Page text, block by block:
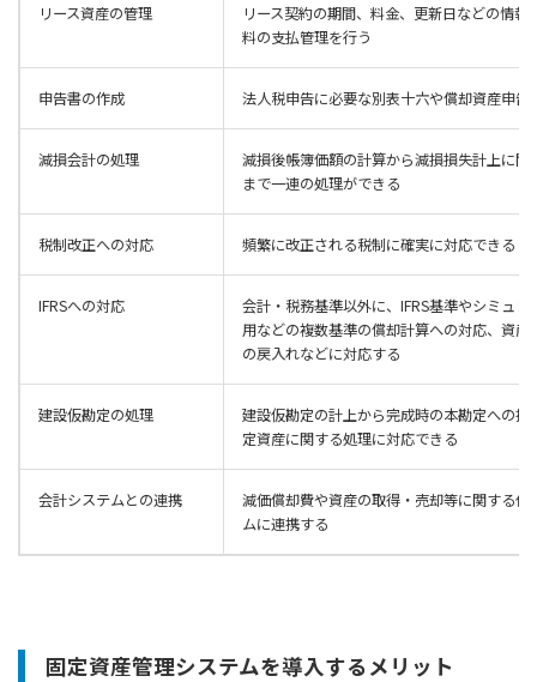
リース資産の管理
リース契約の期間、料金、更新日などの情報
料の支払管理を行う
申告書の作成 法人税申告に必要な別表十六や償却資産申告
減損会計の処理
減損後帳簿価額の計算から減損損失計上に関
まで一連の処理ができる
税制改正への対応 頻繁に改正される税制に確実に対応できる
IFRSへの対応
会計・税務基準以外に、IFRS基準やシミュ
用などの複数基準の償却計算への対応、資産
の戻入れなどに対応する
建設仮勘定の処理
建設仮勘定の計上から完成時の本勘定への振
定資産に関する処理に対応できる
会計システムとの連携
減価償却費や資産の取得・売却等に関する仕
ムに連携する
固定資産管理システムを導入するメリット